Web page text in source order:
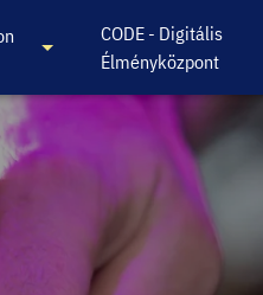
CODE - Digitális
Élményközpont